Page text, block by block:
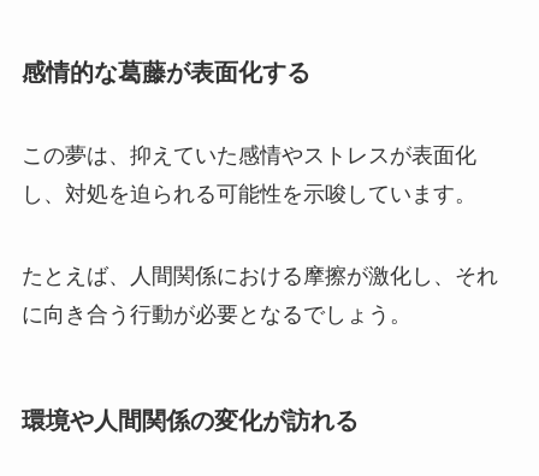
感情的な葛藤が表面化する
この夢は、抑えていた感情やストレスが表面化
し、対処を迫られる可能性を示唆しています。
たとえば、人間関係における摩擦が激化し、それ
に向き合う行動が必要となるでしょう。
環境や人間関係の変化が訪れる